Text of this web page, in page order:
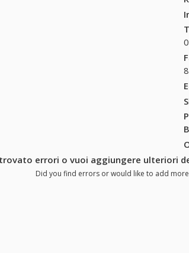
errori o vuoi aggiungere ulteriori
Did you find errors or would like to add